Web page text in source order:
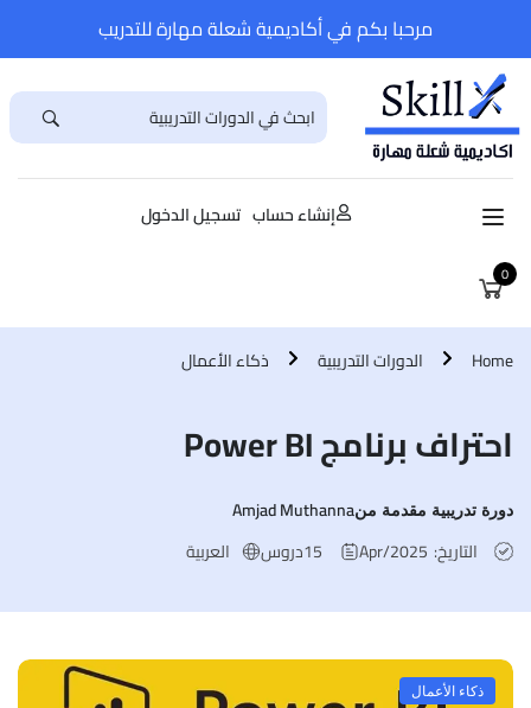
مرحبا بكم في أكاديمية شعلة مهارة للتدريب
إنشاء حساب تسجيل الدخول
0
Home الدورات التدريبية ذكاء الأعمال
احتراف برنامج Power BI
دورة تدريبية مقدمة منAmjad Muthanna
التاريخ: Apr/2025
15دروس العربية
ذكاء الأعمال